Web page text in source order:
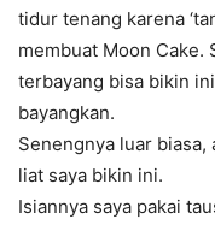
tidur tenang karena
membuat Moon Cake.
terbayang bisa bikin
bayangkan.
Senengnya luar
liat saya bikin ini.
Isiannya saya pakai